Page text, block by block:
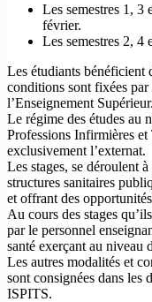
Les semestres 1, 3
février.
​Les semestres 2,
Les étudiants bénéficient
conditions sont fixées par
l’Enseignement Supérieur.
Le régime des études au
Professions Infirmières et
exclusivement l’externat.
Les stages, se déroulent
structures sanitaires
et offrant des
Au cours des stages
par le personnel
santé exerçant au niveau
Les autres modalités et
sont consignées dans les
ISPITS.​​​​​​​​​​​​​​​​​​​​​​​